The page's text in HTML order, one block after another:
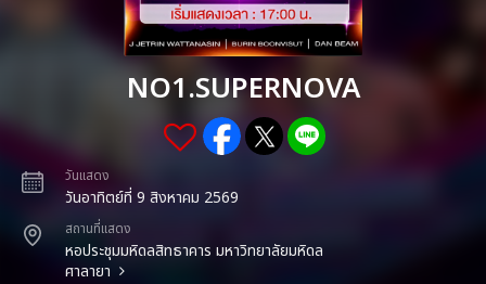
NO1.SUPERNOVA
วันแสดง
วันอาทิตย์ที่ 9 สิงหาคม 2569
สถานที่แสดง
หอประชุมมหิดลสิทธาคาร มหาวิทยาลัยมหิดล
ศาลายา